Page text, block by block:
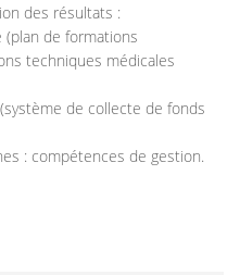
des résultats :
de formations
techniques médicales
de collecte de fonds
: compétences de gestion.